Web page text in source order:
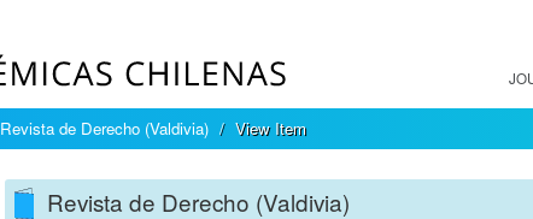
Revista de Derecho (Valdivia) View Item
Revista de Derecho (Valdivia)